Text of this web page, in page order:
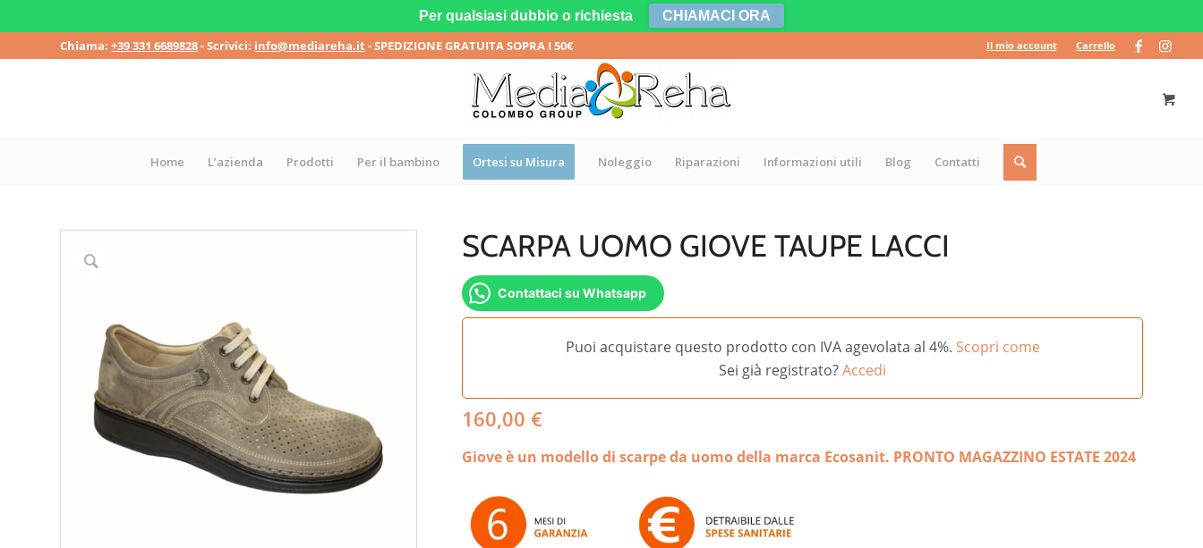
Il mio account Carrello
Chiama: +39 331 6689828- Scrivici: info@mediareha.it- SPEDIZIONE GRATUITA SOPRA I 50€
Home L’azienda Prodotti Per il bambino Ortesi su Misura Noleggio Riparazioni Informazioni utili Blog Contatti
SCARPA UOMO GIOVE TAUPE LACCI
Contattaci su Whatsapp
Puoi acquistare questo prodotto con IVA agevolata al 4%. Scopri come
Sei già registrato?Accedi
160,00 €
Giove è un modello di scarpe da uomo della marca Ecosanit. PRONTO MAGAZZINO ESTATE 2024
Per qualsiasi dubbio o richiesta CHIAMACI ORA